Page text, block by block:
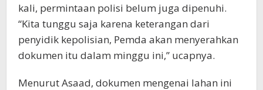
kali, permintaan polisi belum juga dipenuhi.
“Kita tunggu saja karena keterangan dari
penyidik kepolisian, Pemda akan menyerahkan
dokumen itu dalam minggu ini,” ucapnya.
Menurut Asaad, dokumen mengenai lahan ini